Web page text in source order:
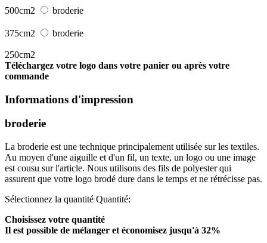
500cm2 broderie
375cm2 broderie
250cm2
Téléchargez votre logo dans votre panier ou après votre
commande
Informations d'impression
broderie
La broderie est une technique principalement utilisée sur les textiles.
Au moyen d'une aiguille et d'un fil, un texte, un logo ou une image
est cousu sur l'article. Nous utilisons des fils de polyester qui
assurent que votre logo brodé dure dans le temps et ne rétrécisse pas.
Sélectionnez la quantité Quantité:
Choisissez votre quantité
Il est possible de mélanger et économisez jusqu'à 32%